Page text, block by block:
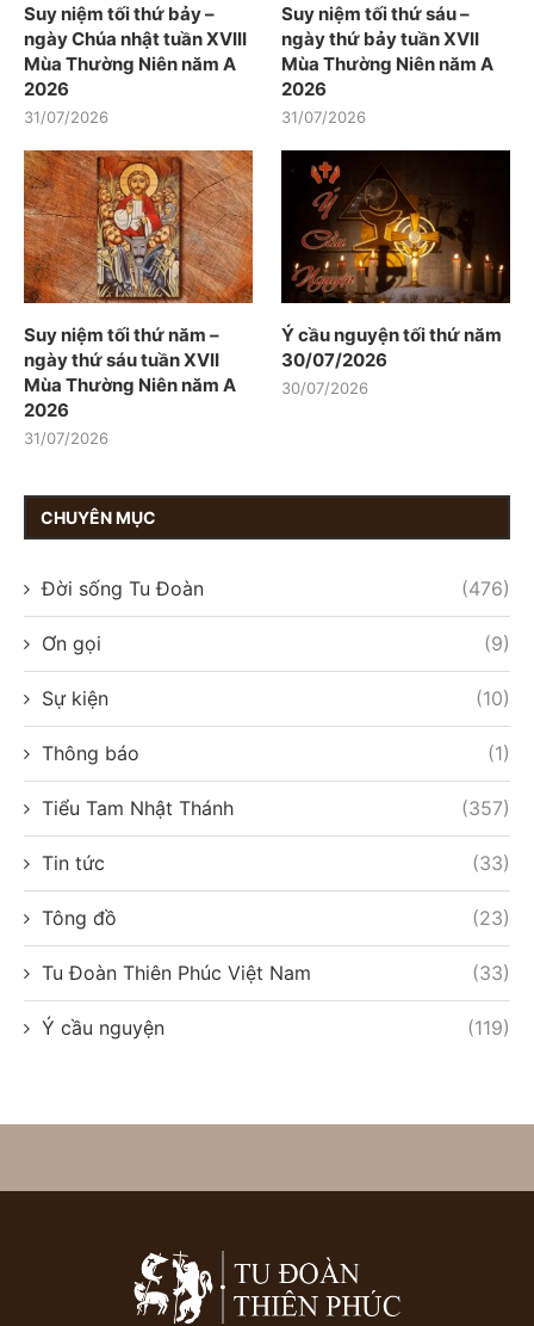
Suy niệm tối thứ bảy –
ngày Chúa nhật tuần XVIII
Mùa Thường Niên năm A
2026
31/07/2026
Suy niệm tối thứ sáu –
ngày thứ bảy tuần XVII
Mùa Thường Niên năm A
2026
31/07/2026
Suy niệm tối thứ năm –
ngày thứ sáu tuần XVII
Mùa Thường Niên năm A
2026
31/07/2026
Ý cầu nguyện tối thứ năm
30/07/2026
30/07/2026
CHUYÊN MỤC
Đời sống Tu Đoàn (476)
Ơn gọi (9)
Sự kiện (10)
Thông báo (1)
Tiểu Tam Nhật Thánh (357)
Tin tức (33)
Tông đồ (23)
Tu Đoàn Thiên Phúc Việt Nam (33)
Ý cầu nguyện (119)